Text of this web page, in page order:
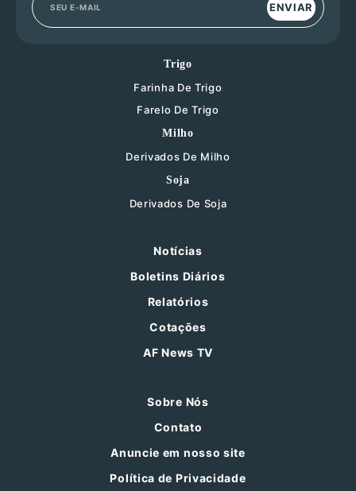
ENVIAR
Trigo
Farinha De Trigo
Farelo De Trigo
Milho
Derivados De Milho
Soja
Derivados De Soja
Notícias
Boletins Diários
Relatórios
Cotações
AF News TV
Sobre Nós
Contato
Anuncie em nosso site
Política de Privacidade